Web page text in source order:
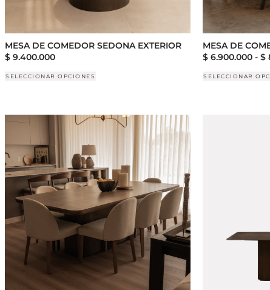
MESA DE COMEDOR SEDONA EXTERIOR
$ 9.400.000
SELECCIONAR OPCIONES
MESA DE
$ 6.900.000 - $
SELECCIONAR